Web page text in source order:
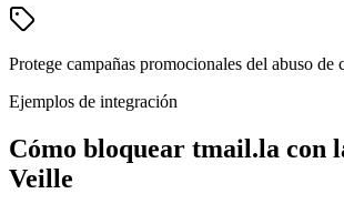
Protege campañas promocionales del abuso de
Ejemplos de integración
Cómo bloquear tmail.la con
Veille